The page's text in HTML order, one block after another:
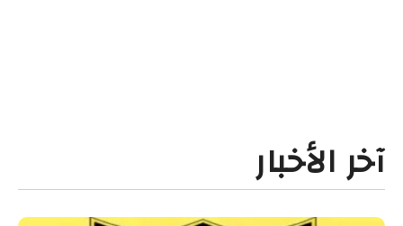
آخر الأخبار